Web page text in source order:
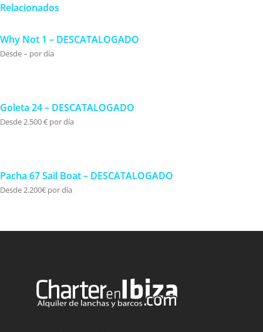
Relacionados
Why Not 1 – DESCATALOGADO
Desde – por día
Goleta 24 – DESCATALOGADO
Desde 2.500 € por día
Pacha 67 Sail Boat – DESCATALOGADO
Desde 2.200€ por día